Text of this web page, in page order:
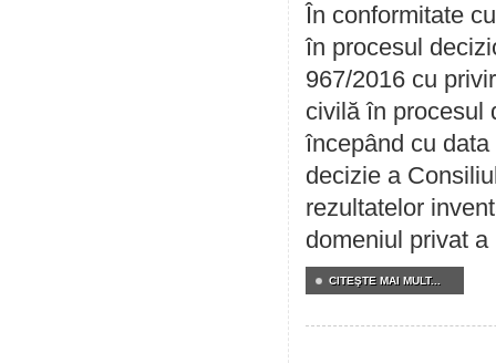
În conformitate
în procesul
967/2016 cu
civilă în procesul
începând cu
decizie a
rezultatelor
domeniul privat a
CITEŞTE MAI MULT...